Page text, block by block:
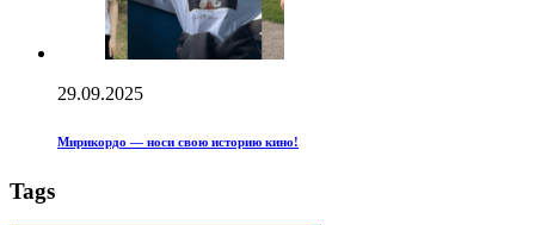
29.09.2025
Мирикордо — носи свою историю кино!
Tags